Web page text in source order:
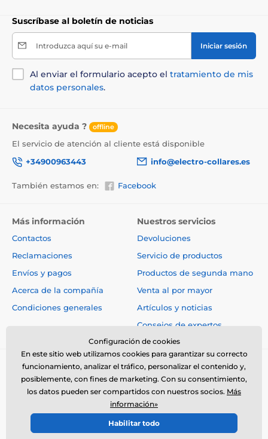
Suscríbase al boletín de noticias
Introduzca aquí su e-mail Iniciar sesión
Al enviar el formulario acepto el tratamiento de mis
datos personales.
Necesita ayuda ? offline
El servicio de atención al cliente está disponible
+34900963443
info@electro-collares.es
También estamos en: Facebook
Más información
Contactos
Reclamaciones
Envíos y pagos
Acerca de la compañía
Condiciones generales
Nuestros servicios
Devoluciones
Servicio de productos
Productos de segunda mano
Venta al por mayor
Artículos y noticias
Consejos de expertos
© 2026 www.electro-collares.es ⦁ Tienda electrónica creada por
SIMPLIA.cz
Configuración de cookies
En este sitio web utilizamos cookies para garantizar su correcto
funcionamiento, analizar el tráfico, personalizar el contenido y,
posiblemente, con fines de marketing. Con su consentimiento,
los datos pueden ser compartidos con nuestros socios. Más
información»
Habilitar todo